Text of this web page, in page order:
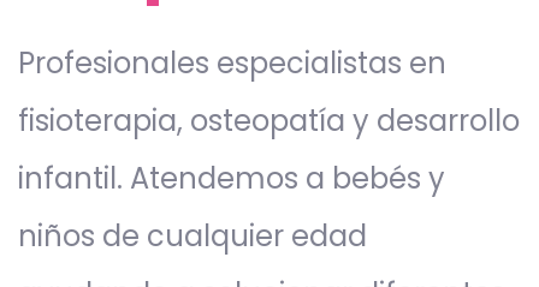
Profesionales especialistas en
fisioterapia, osteopatía y desarrollo
infantil. Atendemos a bebés y
niños de cualquier edad